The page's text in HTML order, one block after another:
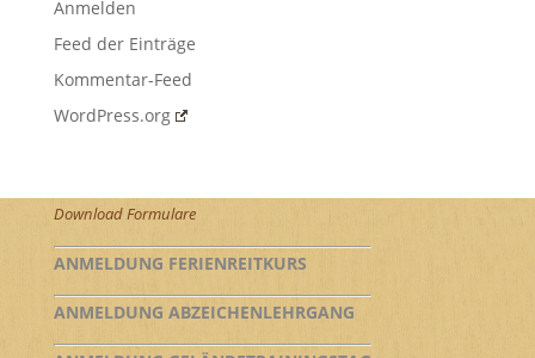
Anmelden
Feed der Einträge
Kommentar-Feed
WordPress.org
Download Formulare
ANMELDUNG FERIENREITKURS
ANMELDUNG ABZEICHENLEHRGANG